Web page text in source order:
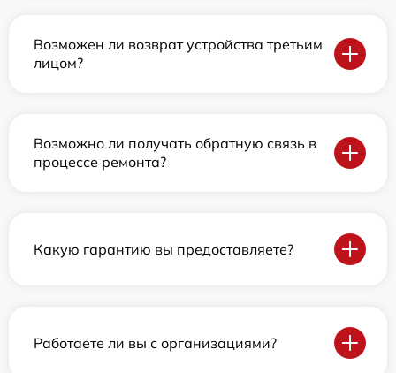
Возможен ли возврат устройства третьим
лицом?
Возможно ли получать обратную связь в
процессе ремонта?
Какую гарантию вы предоставляете?
Работаете ли вы с организациями?